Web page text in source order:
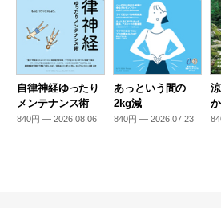
自律神経ゆったり
メンテナンス術
840円 — 2026.08.06
あっという間の
2kg減
840円 — 2026.07.23